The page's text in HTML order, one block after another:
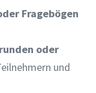
Fragebögen
oder
und